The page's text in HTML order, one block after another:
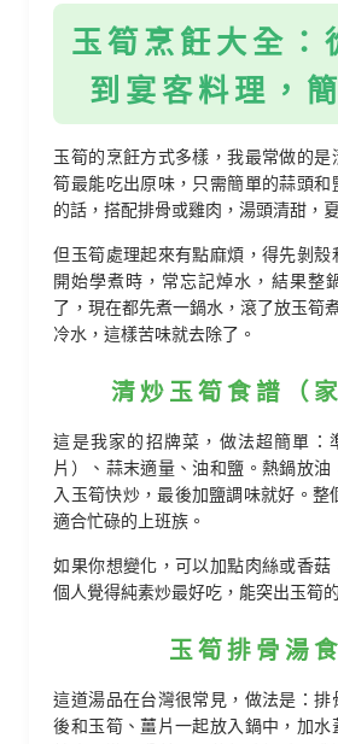
玉筍烹飪大全：
到宴客料理，
玉筍的烹飪方式多樣，我最常做的是
筍最能吃出原味，只需簡單的蒜頭和
的話，搭配排骨或雞肉，湯頭清甜，
但玉筍處理起來有點麻煩，得先剝殼
開始學煮時，常忘記焯水，結果整
了，現在都先煮一鍋水，滾了放玉筍
冷水，這樣苦味就去除了。
清炒玉筍食譜（家
這是我家的招牌菜，做法超簡單：
片）、蒜末適量、油和鹽。熱鍋放
入玉筍快炒，最後加鹽調味就好。整
適合忙碌的上班族。
如果你想變化，可以加點肉絲或香菇
個人覺得純素炒最好吃，能突出玉筍
玉筍排骨湯
這道湯品在台灣很常見，做法是：排
後和玉筍、薑片一起放入鍋中，加水